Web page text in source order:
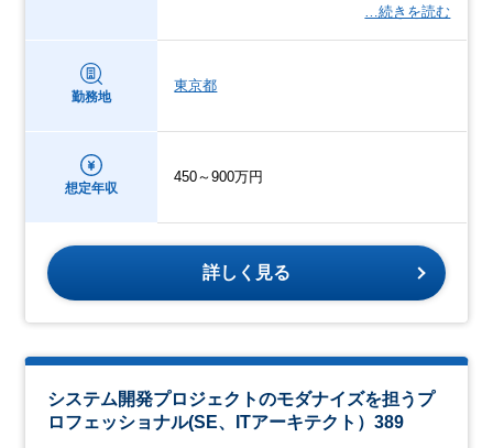
…続きを読む
勤務地
東京都
想定年収
450～900万円
詳しく見る
システム開発プロジェクトのモダナイズを担うプ
ロフェッショナル(SE、ITアーキテクト）389